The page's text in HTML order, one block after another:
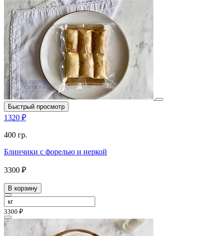
Быстрый просмотр
1320 ₽
400 гр.
Блинчики с форелью и неркой
3300 ₽
В корзину
3300 ₽